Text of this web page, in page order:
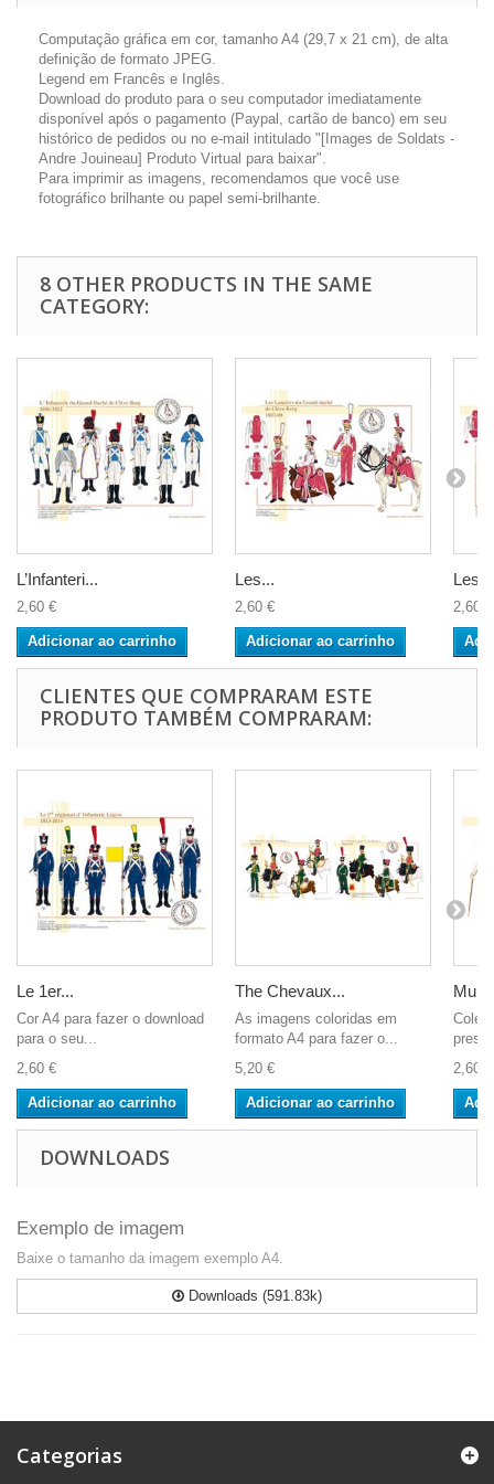
Computação gráfica em cor, tamanho A4 (29,7 x 21 cm), de alta
definição de formato JPEG.
Legend em Francês e Inglês.
Download do produto para o seu computador imediatamente
disponível após o pagamento (Paypal, cartão de banco) em seu
histórico de pedidos ou no e-mail intitulado "[Images de Soldats -
Andre Jouineau] Produto Virtual para baixar".
Para imprimir as imagens, recomendamos que você use
fotográfico brilhante ou papel semi-brilhante.
8 OTHER PRODUCTS IN THE SAME
CATEGORY:
L’Infanteri...
2,60 €
Adicionar ao carrinho
Les...
2,60 €
Adicionar ao carrinho
Les...
2,60 €
CLIENTES QUE COMPRARAM ESTE
PRODUTO TAMBÉM COMPRARAM:
Le 1er...
Cor A4 para fazer o download
para o seu...
2,60 €
Adicionar ao carrinho
The Chevaux...
As imagens coloridas em
formato A4 para fazer o...
5,20 €
Adicionar ao carrinho
2,60 €
DOWNLOADS
Exemplo de imagem
Baixe o tamanho da imagem exemplo A4.
Downloads (591.83k)
Categorias